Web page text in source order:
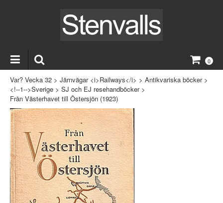
0
Var? Vecka 32 > Järnvägar <i>Railways</i> > Antikvariska böcker>
<!--1-->Sverige > SJ och EJ resehandböcker>
Från Västerhavet till Östersjön (1923)